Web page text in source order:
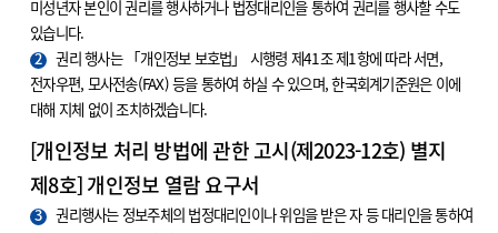
미성년자 본인이 권리를 행사하거나 법정대리인을 통하여 권리를 행사할 수도
있습니다.
2
권리 행사는 「개인정보 보호법」 시행령 제41조 제1항에 따라 서면,
전자우편, 모사전송(FAX) 등을 통하여 하실 수 있으며, 한국회계기준원은 이에
대해 지체 없이 조치하겠습니다.
[개인정보 처리 방법에 관한 고시(제2023-12호) 별지
제8호] 개인정보 열람 요구서
3
권리행사는 정보주체의 법정대리인이나 위임을 받은 자 등 대리인을 통하여